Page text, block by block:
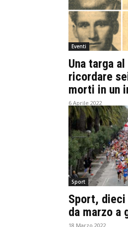
Eventi
Una targa
ricordare
morti in un
6 Aprile 2022
Sport
Sport, dieci
da marzo a
18 Marzo 2022